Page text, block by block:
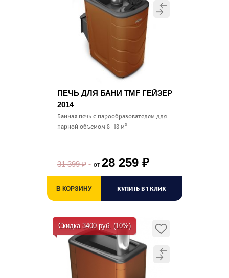
ПЕЧЬ ДЛЯ БАНИ TMF ГЕЙЗЕР
2014
Банная печь с парообразователем для
парной объемом 8–18 м³
31 399₽ от 28 259 ₽
В КОРЗИНУ КУПИТЬ В 1 КЛИК
Скидка 3400 руб. (10%)